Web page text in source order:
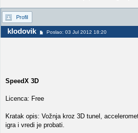
Profil
klodovik Poslao: 03 Jul 2012 18:20
SpeedX 3D
Licenca: Free
Kratak opis: Vožnja kroz 3D tunel,
igra i vredi je probati.